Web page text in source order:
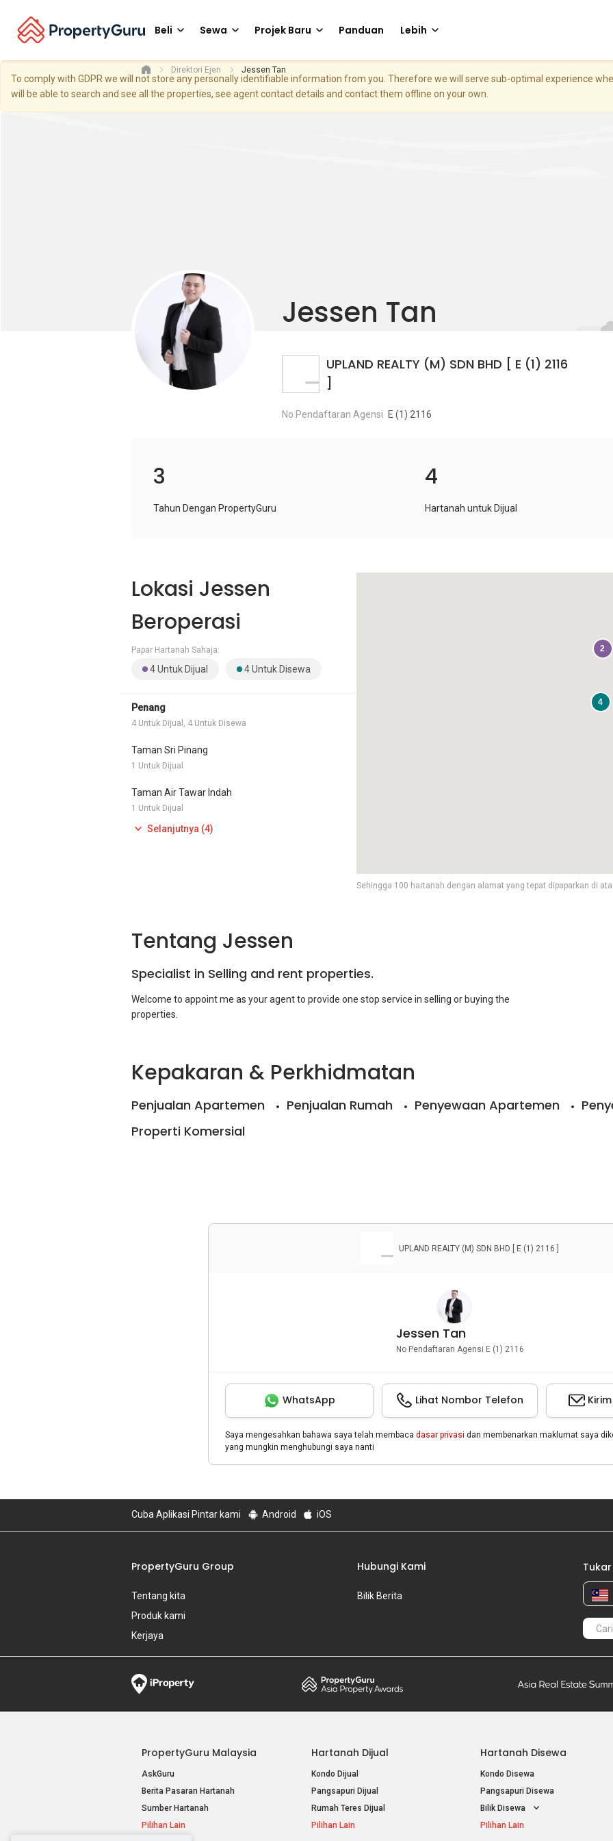
Beli Sewa Projek Baru Panduan Lebih
To comply with GDPR we will not store any personally identifiable information from you. Therefore we will serve sub-optimal experience
will be able to search and see all the properties, see agent contact details and contact them offline on your own.
Direktori Ejen Jessen Tan
Jessen Tan
UPLAND REALTY (M) SDN BHD [ E (1) 2116
]
No Pendaftaran Agensi E (1) 2116
3
Tahun Dengan PropertyGuru
4
Hartanah untuk Dijual
Lokasi Jessen
Beroperasi
Papar Hartanah Sahaja:
4 Untuk Dijual 4 Untuk Disewa
Penang
4 Untuk Dijual, 4 Untuk Disewa
Taman Sri Pinang
1 Untuk Dijual
Taman Air Tawar Indah
1 Untuk Dijual
Selanjutnya (4)
Sehingga 100 hartanah dengan alamat yang tepat dipaparkan di
2
4
Tentang Jessen
Specialist in Selling and rent properties.
Welcome to appoint me as your agent to provide one stop service in selling or buying the
Kepakaran & Perkhidmatan
Penjualan Apartemen Penjualan Rumah Penyewaan Apartemen
Properti Komersial
UPLAND REALTY (M) SDN BHD [ E (1) 2116 ]
Jessen Tan
No Pendaftaran Agensi E (1) 2116
WhatsApp Lihat Nombor Telefon
Saya mengesahkan bahawa saya telah membaca dasar privasi dan membenarkan maklumat saya
yang mungkin menghubungi saya nanti
Cuba Aplikasi Pintar kami Android iOS
PropertyGuru Group
Tentang kita
Produk kami
Kerjaya
Hubungi Kami
Bilik Berita
PropertyGuru Malaysia
AskGuru
Berita Pasaran Hartanah
Sumber Hartanah
Pilihan Lain
Hartanah Dijual
Kondo Dijual
Pangsapuri Dijual
Rumah Teres Dijual
Pilihan Lain
Hartanah Disewa
Kondo Disewa
Pangsapuri Disewa
Bilik Disewa
Pilihan Lain